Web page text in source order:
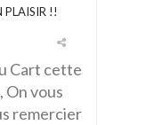
PLAISIR !!
Cart cette
On vous
remercier